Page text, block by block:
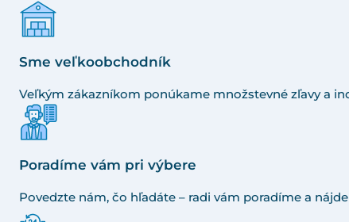
Sme veľkoobchodník
Veľkým zákazníkom ponúkame množstevné zľavy a
Poradíme vám pri výbere
Povedzte nám, čo hľadáte – radi vám poradíme a